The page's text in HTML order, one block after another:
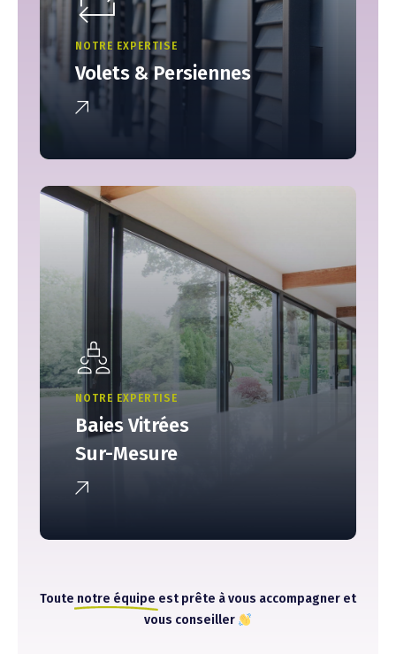
NOTRE EXPERTISE
Volets & Persiennes
NOTRE EXPERTISE
Baies Vitrées
Sur-Mesure
Toute notre équipe est prête à vous accompagner et
vous conseiller